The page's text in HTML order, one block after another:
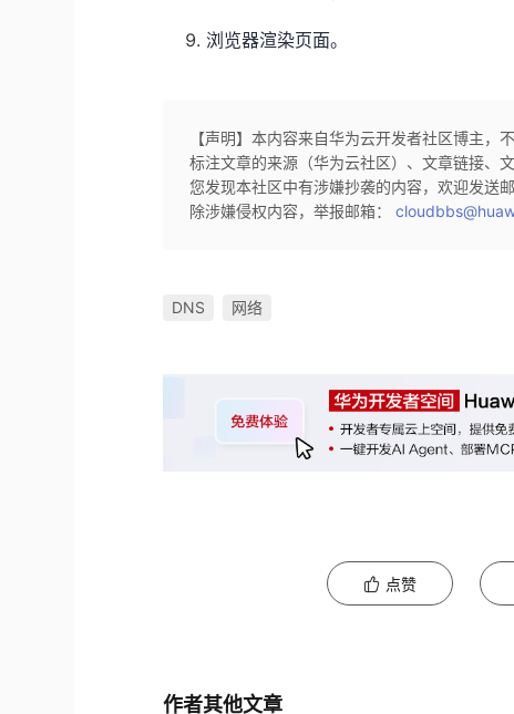
浏览器渲染页面。
【声明】本内容来自华为云开发者社区博主
标注文章的来源（华为云社区）、文章链接、
您发现本社区中有涉嫌抄袭的内容，欢迎发送
除涉嫌侵权内容，举报邮箱：
DNS 网络
点赞
作者其他文章